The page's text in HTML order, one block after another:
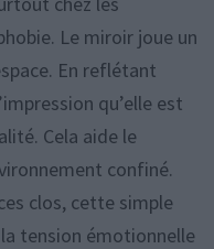
Le miroir joue un
En reflétant
qu’elle est
Cela aide le
confiné.
clos, cette simple
tension émotionnelle